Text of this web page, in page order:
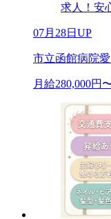
求人！安
07月28日UP
市立函館病院愛
月給280,000円